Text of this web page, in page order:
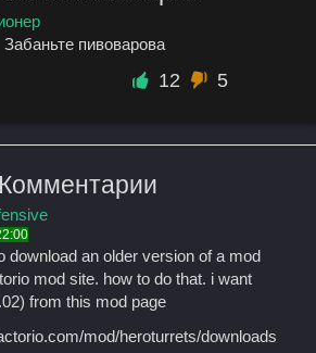
Забаньте пивоварова
12 5
Комментарии
download an older version of a mod
mod site. how to do that. i want
from this mod page
mod/heroturrets/downloads